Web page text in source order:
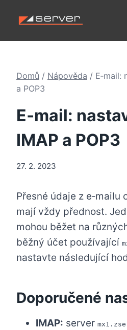
Domů / Nápověda / E‑mail:
a POP3
E‑mail:
IMAP a POP3
27. 2. 2023
Přesné údaje z e‑mailu
mají vždy přednost.
mohou běžet na
běžný účet používající
nastavte následující
Doporučené
IMAP: server